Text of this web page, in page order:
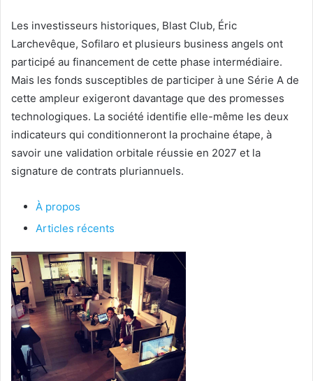
Les investisseurs historiques, Blast Club, Éric
Larchevêque, Sofilaro et plusieurs business angels ont
participé au financement de cette phase intermédiaire.
Mais les fonds susceptibles de participer à une Série A de
cette ampleur exigeront davantage que des promesses
technologiques. La société identifie elle-même les deux
indicateurs qui conditionneront la prochaine étape, à
savoir une validation orbitale réussie en 2027 et la
signature de contrats pluriannuels.
À propos
Articles récents